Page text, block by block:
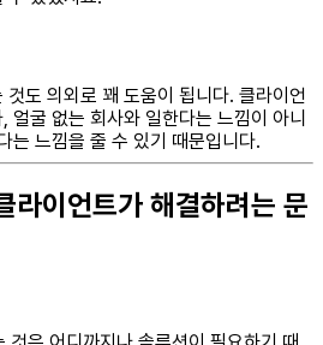
것도 의외로 꽤 도움이 됩니다. 클라이언
얼굴 없는 회사와 일한다는 느낌이 아니
는 느낌을 줄 수 있기 때문입니다.
이언트가 해결하려는 문